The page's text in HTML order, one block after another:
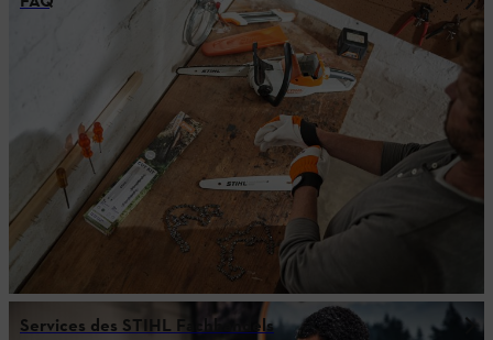
Services des STIHL Fachhandels